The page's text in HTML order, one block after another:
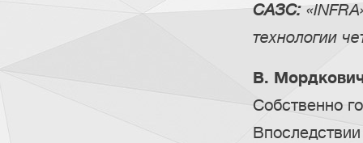
САЗС:
технологии
В.
Собственно